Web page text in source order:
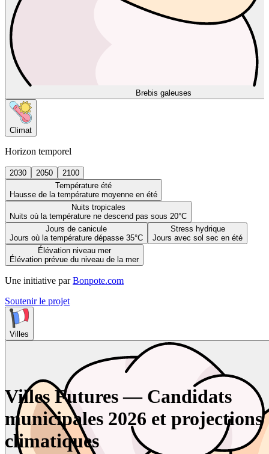
Brebis galeuses
Climat
Horizon temporel
2030 2050
2100
Température été
Hausse de la température moyenne en été
Nuits tropicales
Nuits où la température ne descend pas sous 20°C
Jours de canicule
Jours où la température dépasse 35°C
Stress hydrique
Jours avec sol sec en été
Élévation niveau mer
Élévation prévue du niveau de la mer
Une initiative par Bonpote.com
Soutenir le projet
Villes
Villes Futures — Candidats
municipales 2026 et projections
climatiques